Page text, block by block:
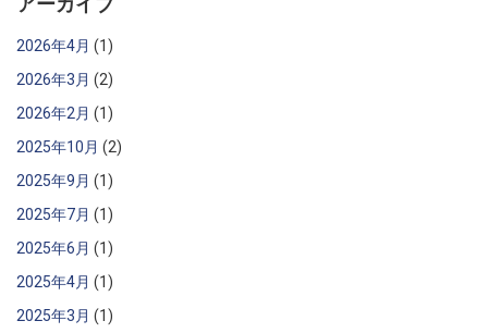
2026年4月 (1)
2026年3月 (2)
2026年2月 (1)
2025年10月 (2)
2025年9月 (1)
2025年7月 (1)
2025年6月 (1)
2025年4月 (1)
2025年3月 (1)